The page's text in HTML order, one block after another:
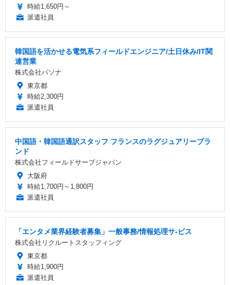
時給1,650円～
派遣社員
韓国語を活かせる電気系フィールドエンジニア/土日休み/IT関
連営業
株式会社パソナ
東京都
時給2,300円
派遣社員
中国語・韓国語通訳スタッフ フランスのラグジュアリーブラ
ンド
株式会社フィールドサーブジャパン
大阪府
時給1,700円～1,800円
派遣社員
「エンタメ業界経験者募集」一般事務/情報処理サ-ビス
株式会社リクルートスタッフィング
東京都
時給1,900円
派遣社員